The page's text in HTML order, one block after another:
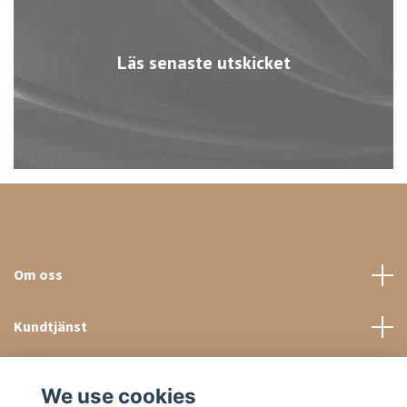
Läs senaste utskicket
Om oss
Kundtjänst
We use cookies